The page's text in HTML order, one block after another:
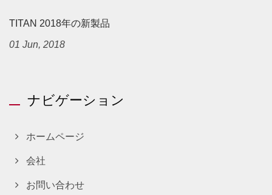
TITAN 2018年の新製品
01 Jun, 2018
ナビゲーション
ホームページ
会社
お問い合わせ